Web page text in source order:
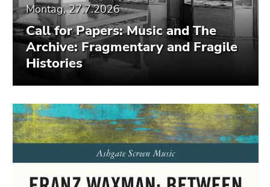
Montag, 27.7.2026
Call for Papers: Music and The
Archive: Fragmentary and Fragile
Histories